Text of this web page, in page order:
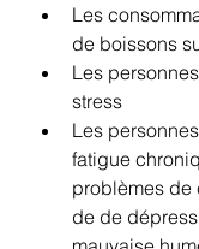
Les
de boissons
Les
stress
Les
fatigue
problèmes de
de de